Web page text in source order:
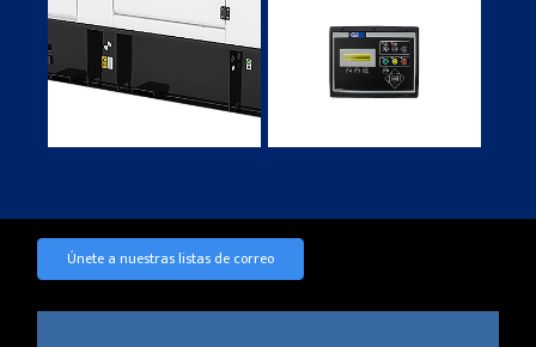
Únete a nuestras listas de correo